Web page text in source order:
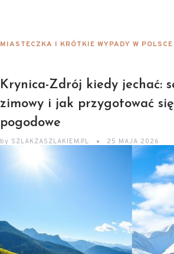
MIASTECZKA I KRÓTKIE WYPADY W POLSCE
Krynica-Zdrój kiedy jechać:
zimowy i jak przygotować
pogodowe
by SZLAKZASZLAKIEM.PL 25 MAJA 2026